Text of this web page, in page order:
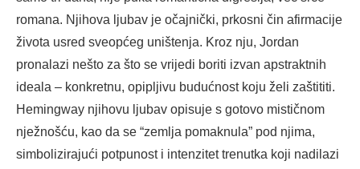
romana. Njihova ljubav je očajnički, prkosni čin afirmacije
života usred sveopćeg uništenja. Kroz nju, Jordan
pronalazi nešto za što se vrijedi boriti izvan apstraktnih
ideala – konkretnu, opipljivu budućnost koju želi zaštititi.
Hemingway njihovu ljubav opisuje s gotovo mističnom
nježnošću, kao da se “zemlja pomaknula” pod njima,
simbolizirajući potpunost i intenzitet trenutka koji nadilazi